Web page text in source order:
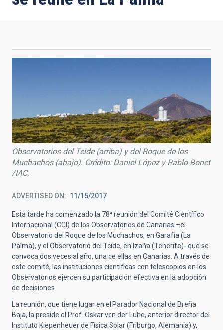
Observatorios del Teide (arriba) y del Roque de los
Muchachos (abajo). Crédito: Daniel López y Pablo Bonet
/IAC.
ADVERTISED ON 11/15/2017
Esta tarde ha comenzado la 78ª reunión del Comité Científico
Internacional (CCI) de los Observatorios de Canarias –el
Observatorio del Roque de los Muchachos, en Garafía (La
Palma), y el Observatorio del Teide, en Izaña (Tenerife)- que se
convoca dos veces al año, una de ellas en Canarias. A través de
este comité, las instituciones científicas con telescopios en los
Observatorios ejercen su participación efectiva en la adopción
de decisiones.
La reunión, que tiene lugar en el Parador Nacional de Breña
Baja, la preside el Prof. Oskar von der Lühe, anterior director del
Instituto Kiepenheuer de Física Solar (Friburgo, Alemania) y,